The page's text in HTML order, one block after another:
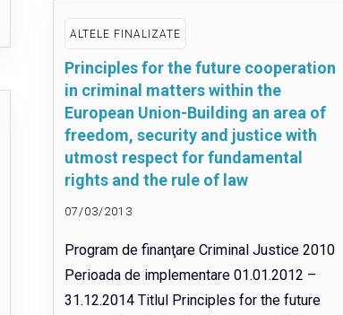
din
naţionale
ale
României"
ALTELE FINALIZATE
Principles for the future cooperation
in criminal matters within the
European Union-Building an area of
freedom, security and justice with
utmost respect for fundamental
rights and the rule of law
07/03/2013
Program de finanţare Criminal Justice 2010
Perioada de implementare 01.01.2012 –
31.12.2014 Titlul Principles for the future